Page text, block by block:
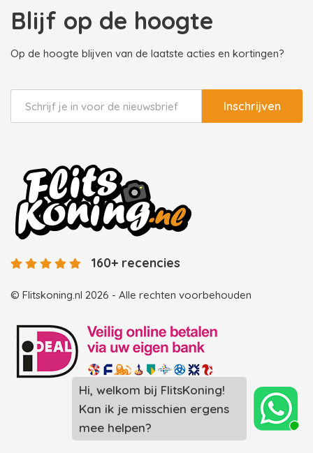
Blijf op de hoogte
Op de hoogte blijven van de laatste acties en kortingen?
Inschrijven
© Flitskoning.nl 2026 - Alle rechten voorbehouden
160+ recencies
Landingspagina overzicht photobooths
Landingspagina overzicht videobooths
Photobooth huren in Spijkenisse